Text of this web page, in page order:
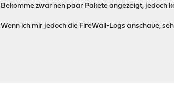
Bekomme zwar nen paar Pakete angezeigt, jedoch
Wenn ich mir jedoch die FireWall-Logs anschaue,